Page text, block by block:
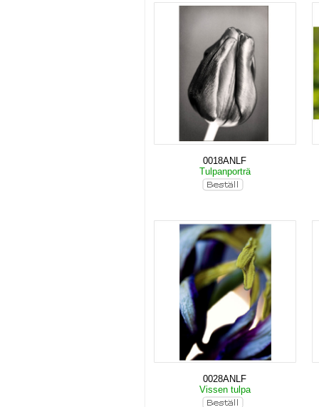
0018ANLF
Tulpanporträ
0028ANLF
Vissen tulpa